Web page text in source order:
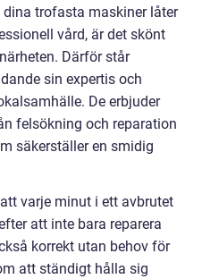
trofasta maskiner låter
vård, är det skönt
Därför står
sin expertis och
De erbjuder
felsökning och reparation
säkerställer en smidig
varje minut i ett avbrutet
att inte bara reparera
korrekt utan behov för
att ständigt hålla sig